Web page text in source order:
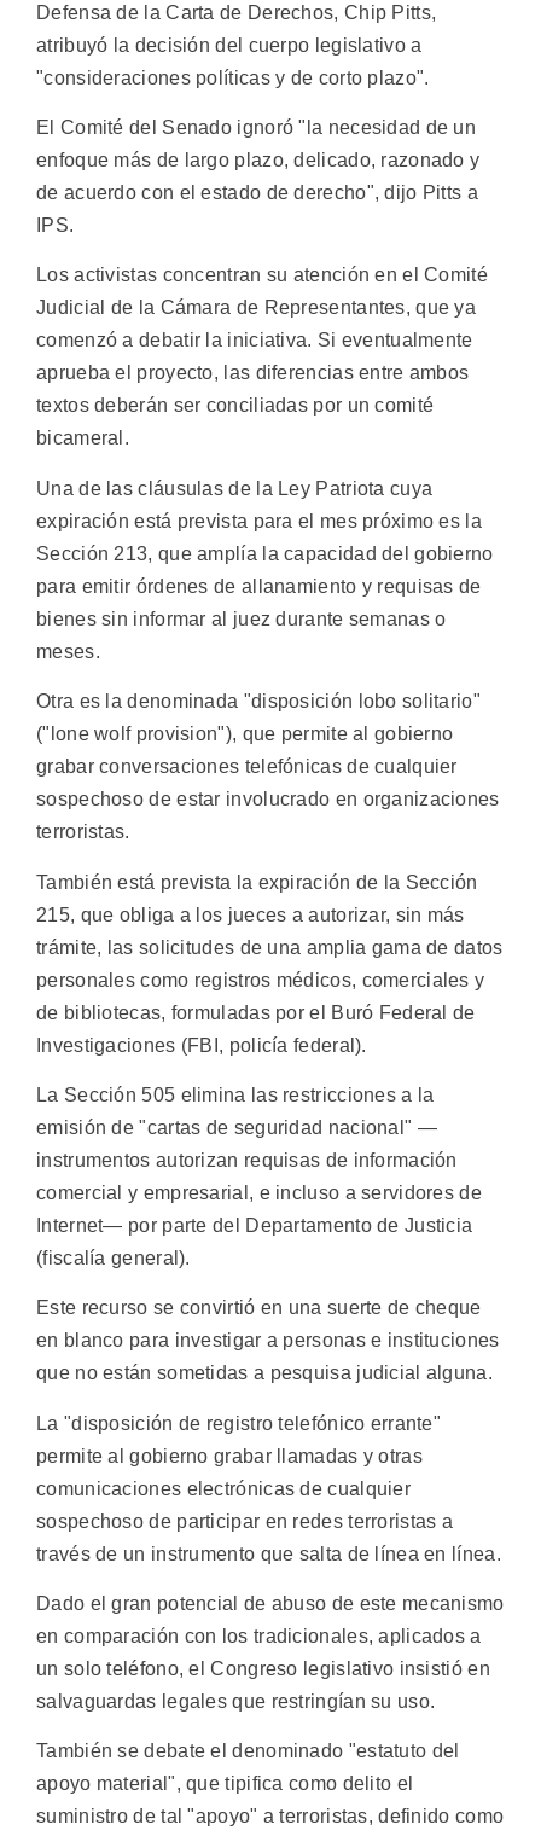
Defensa de la Carta de Derechos, Chip Pitts,
atribuyó la decisión del cuerpo legislativo a
"consideraciones políticas y de corto plazo".
El Comité del Senado ignoró "la necesidad de un
enfoque más de largo plazo, delicado, razonado y
de acuerdo con el estado de derecho", dijo Pitts a
IPS.
Los activistas concentran su atención en el Comité
Judicial de la Cámara de Representantes, que ya
comenzó a debatir la iniciativa. Si eventualmente
aprueba el proyecto, las diferencias entre ambos
textos deberán ser conciliadas por un comité
bicameral.
Una de las cláusulas de la Ley Patriota cuya
expiración está prevista para el mes próximo es la
Sección 213, que amplía la capacidad del gobierno
para emitir órdenes de allanamiento y requisas de
bienes sin informar al juez durante semanas o
meses.
Otra es la denominada "disposición lobo solitario"
("lone wolf provision"), que permite al gobierno
grabar conversaciones telefónicas de cualquier
sospechoso de estar involucrado en organizaciones
terroristas.
También está prevista la expiración de la Sección
215, que obliga a los jueces a autorizar, sin más
trámite, las solicitudes de una amplia gama de datos
personales como registros médicos, comerciales y
de bibliotecas, formuladas por el Buró Federal de
Investigaciones (FBI, policía federal).
La Sección 505 elimina las restricciones a la
emisión de "cartas de seguridad nacional" —
instrumentos autorizan requisas de información
comercial y empresarial, e incluso a servidores de
Internet— por parte del Departamento de Justicia
(fiscalía general).
Este recurso se convirtió en una suerte de cheque
en blanco para investigar a personas e instituciones
que no están sometidas a pesquisa judicial alguna.
La "disposición de registro telefónico errante"
permite al gobierno grabar llamadas y otras
comunicaciones electrónicas de cualquier
sospechoso de participar en redes terroristas a
través de un instrumento que salta de línea en línea.
Dado el gran potencial de abuso de este mecanismo
en comparación con los tradicionales, aplicados a
un solo teléfono, el Congreso legislativo insistió en
salvaguardas legales que restringían su uso.
También se debate el denominado "estatuto del
apoyo material", que tipifica como delito el
suministro de tal "apoyo" a terroristas, definido como